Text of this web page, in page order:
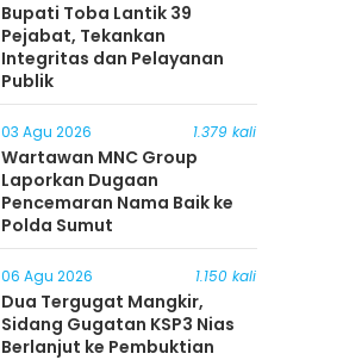
Bupati Toba Lantik 39
Pejabat, Tekankan
Integritas dan Pelayanan
Publik
03 Agu 2026 1.379 kali
Wartawan MNC Group
Laporkan Dugaan
Pencemaran Nama Baik ke
Polda Sumut
06 Agu 2026 1.150 kali
Dua Tergugat Mangkir,
Sidang Gugatan KSP3 Nias
Berlanjut ke Pembuktian